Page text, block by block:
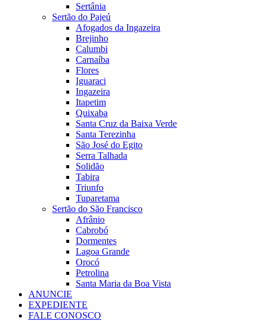
Sertânia
Sertão do Pajeú
Afogados da Ingazeira
Brejinho
Calumbi
Carnaíba
Flores
Iguaraci
Ingazeira
Itapetim
Quixaba
Santa Cruz da Baixa Verde
Santa Terezinha
São José do Egito
Serra Talhada
Solidão
Tabira
Triunfo
Tuparetama
Sertão do São Francisco
Afrânio
Cabrobó
Dormentes
Lagoa Grande
Orocó
Petrolina
Santa Maria da Boa Vista
ANUNCIE
EXPEDIENTE
FALE CONOSCO